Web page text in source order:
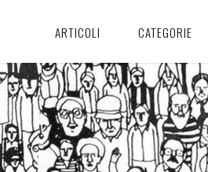
ARTICOLI CATEGORIE